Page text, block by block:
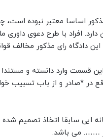
اساسا معتبر نبوده
افراد با طرح دعوی داوری
دادگاه رای مذکور مخالف
۰۹/۱۴۰۲ در خصوص ملک واقع در *صادر
ایی سابقا اتخاذ تصمیم
……. می باشد.